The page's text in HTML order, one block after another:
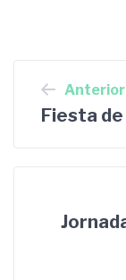
de
Anterior
Fiesta